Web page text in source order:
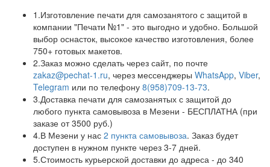
1.Изготовление печати для самозанятого с защитой в
компании "Печати №1" - это выгодно и удобно. Большой
выбор оснасток, высокое качество изготовления, более
750+ готовых макетов.
2.Заказ можно сделать через сайт, по почте
zakaz@pechat-1.ru, через мессенджеры WhatsApp, Viber,
Telegram или по телефону 8(958)709-13-73.
3.Доставка печати для самозанятых с защитой до
любого пункта самовывоза в Мезени - БЕСПЛАТНА (при
заказе от 3500 руб.)
4.В Мезени у нас 2 пункта самовывоза. Заказ будет
доступен в нужном пункте через 3-7 дней.
5.Стоимость курьерской доставки до адреса - до 340